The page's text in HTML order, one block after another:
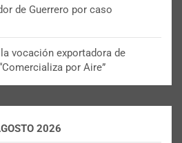
de Guerrero por caso
vocación exportadora de
por Aire”
2026